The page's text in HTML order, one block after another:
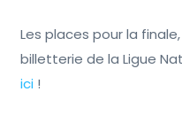
Les places pour la
billetterie de la Ligue
ici !